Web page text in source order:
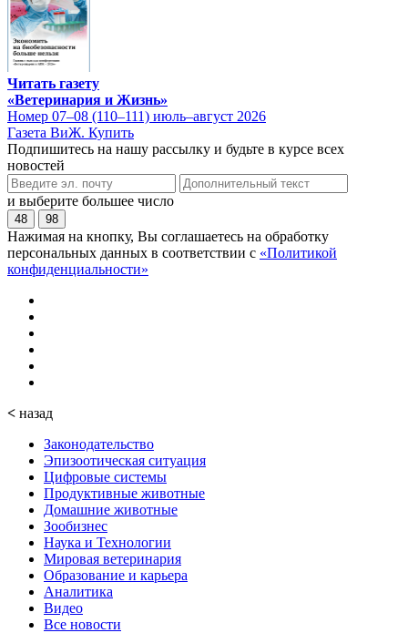
Читать газету
«Ветеринария и Жизнь»
Номер 07–08 (110–111) июль–август 2026
Газета ВиЖ. Купить
Подпишитесь на нашу рассылку и будьте в курсе всех
новостей
и выберите большее число
48 98
Нажимая на кнопку, Вы соглашаетесь на обработку
персональных данных в соответствии с «Политикой
конфиденциальности»
< назад
Законодательство
Эпизоотическая ситуация
Цифровые системы
Продуктивные животные
Домашние животные
Зообизнес
Наука и Технологии
Мировая ветеринария
Образование и карьера
Аналитика
Видео
Все новости